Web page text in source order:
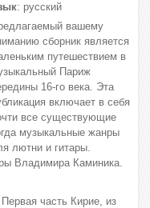
: русский
вашему
сборник является
путешествием в
Париж
16-го века. Эта
включает в себя
все существующие
музыкальные жанры
лютни и гитары.
Владимира Каминика.
часть Кирие, из